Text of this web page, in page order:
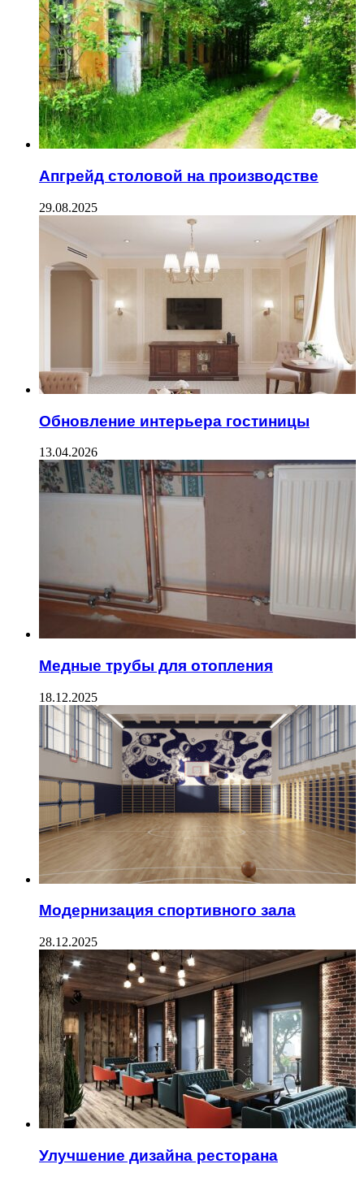
Апгрейд столовой на производстве
29.08.2025
Обновление интерьера гостиницы
13.04.2026
Медные трубы для отопления
18.12.2025
Модернизация спортивного зала
28.12.2025
Улучшение дизайна ресторана